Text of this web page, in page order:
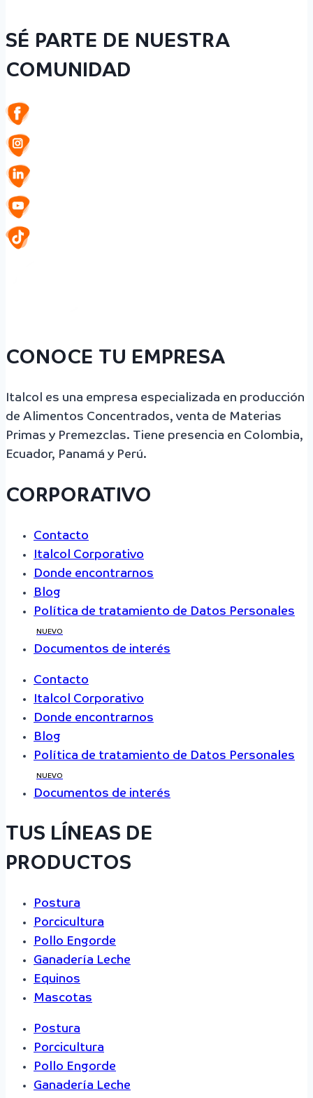
SÉ PARTE DE NUESTRA
COMUNIDAD
CONOCE TU EMPRESA
Italcol es una empresa especializada en producción
de Alimentos Concentrados, venta de Materias
Primas y Premezclas. Tiene presencia en Colombia,
Ecuador, Panamá y Perú.
CORPORATIVO
Contacto
Italcol Corporativo
Donde encontrarnos
Blog
Política de tratamiento de Datos Personales
NUEVO
Documentos de interés
Contacto
Italcol Corporativo
Donde encontrarnos
Blog
Política de tratamiento de Datos Personales
NUEVO
Documentos de interés
TUS LÍNEAS DE
PRODUCTOS
Postura
Porcicultura
Pollo Engorde
Ganadería Leche
Equinos
Mascotas
Postura
Porcicultura
Pollo Engorde
Ganadería Leche